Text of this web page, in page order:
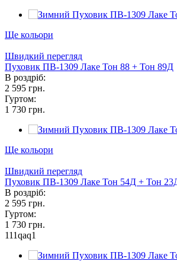
Ще кольори
Швидкий перегляд
Пуховик ПВ-1309 Лаке Тон 88 + Тон 89Д
В роздріб:
2 595 грн.
Гуртом:
1 730 грн.
Ще кольори
Швидкий перегляд
Пуховик ПВ-1309 Лаке Тон 54Д + Тон
В роздріб:
2 595 грн.
Гуртом:
1 730 грн.
111qaq1